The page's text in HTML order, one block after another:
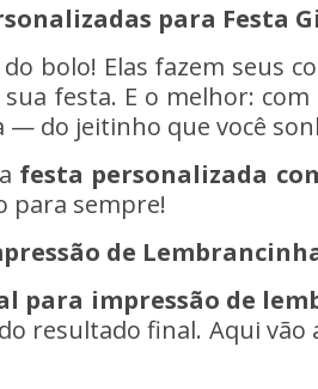
para Festa
do bolo! Elas fazem seus
festa. E o melhor: com
— do jeitinho que você
festa personalizada
para sempre!
de
para impressão de
resultado final. Aqui